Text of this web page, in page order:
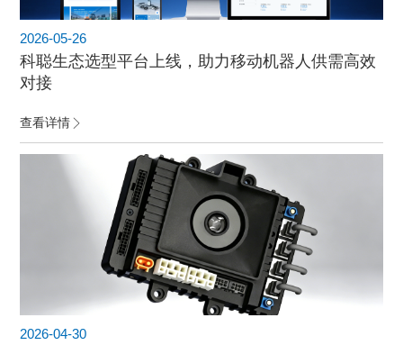
2026-05-26
科聪生态选型平台上线，助力移动机器人供需高效
对接
查看详情
2026-04-30